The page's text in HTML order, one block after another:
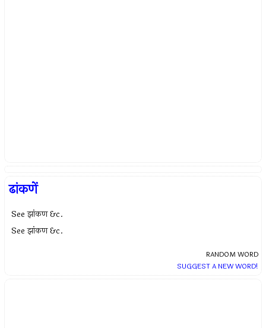
ढांकणें
See झांकण &c.
See झांकण &c.
RANDOM WORD
SUGGEST A NEW WORD!